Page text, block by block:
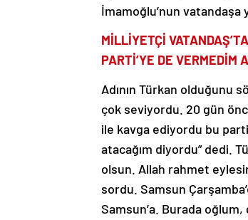
İmamoğlu’nun vatandaşa
MİLLİYETÇİ
PARTİ’YE DE VERMEDİM
Adının Türkan olduğunu
çok seviyordu. 20 gün
ile kavga ediyordu bu
atacağım diyordu” dedi.
olsun. Allah rahmet
sordu. Samsun
Samsun’a. Burada